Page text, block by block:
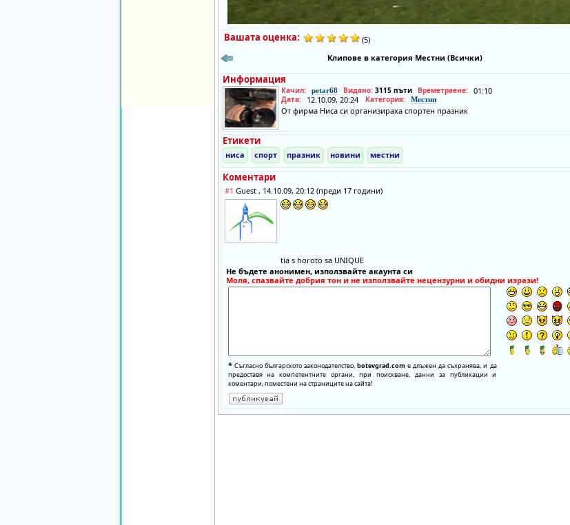
Вашата оценка:
(5)
Клипове в категория Местни (Всички)
Информация
Качил: petar68 Видяно: 3115 пъти Времетраене: 01:10
Дата: 12.10.09, 20:24 Категория: Местни
От фирма Ниса си организираха спортен празник
Етикети
ниса спорт празник новини местни
Коментари
#1 Guest , 14.10.09, 20:12 (преди 17 години)
tia s horoto sa UNIQUE
Не бъдете анонимен, използвайте акаунта си
Моля, спазвайте добрия тон и не използвайте нецензурни и обидни изрази!
*Съгласно българското законодателство, botevgrad.comе длъжен да съхранява, и да
предоставя на компетентните органи, при поискване, данни за публикации и
коментари, поместени на страниците на сайта!